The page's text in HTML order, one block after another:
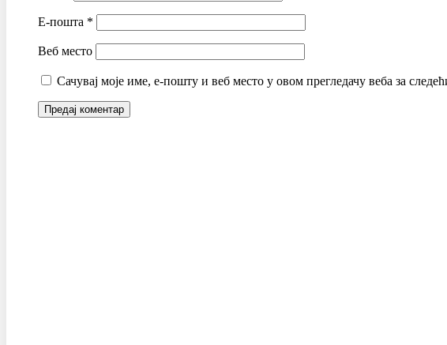
Е-пошта *
Веб место
Сачувај моје име, е-пошту и веб место у овом прегледачу веба за